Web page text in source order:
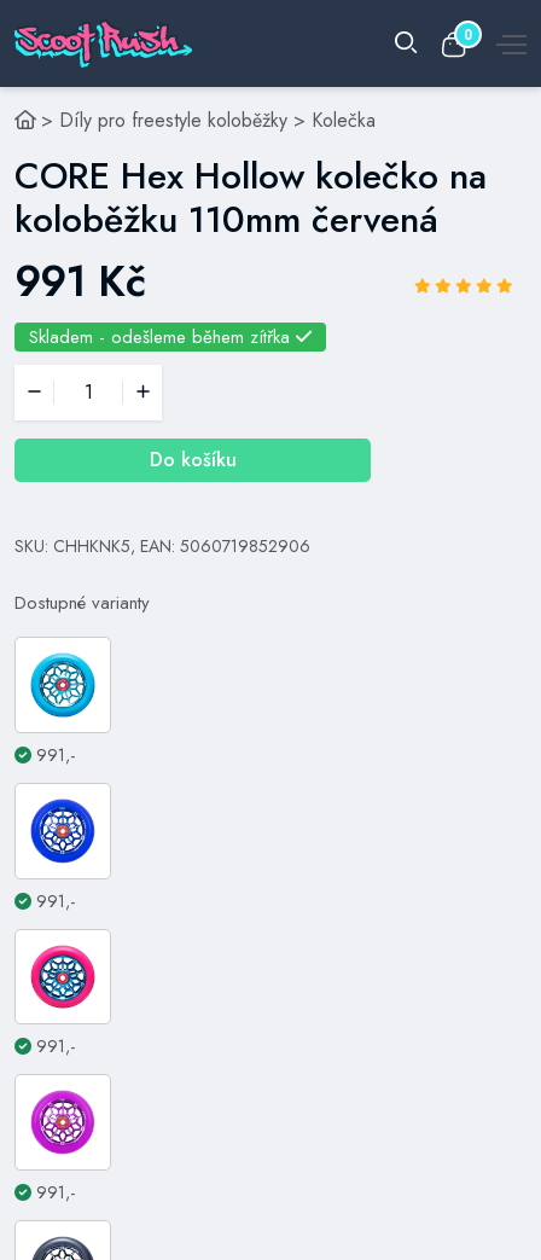
0
> Díly pro freestyle koloběžky > Kolečka
CORE Hex Hollow kolečko na
koloběžku 110mm červená
991 Kč
Skladem - odešleme během zítřka
Do košíku
SKU: CHHKNK5, EAN: 5060719852906
Dostupné varianty
991,-
991,-
991,-
991,-